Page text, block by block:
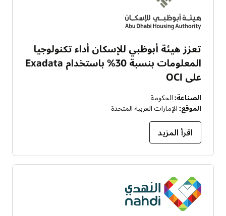
تعزز هيئة أبوظبي للإسكان أداء تكنولوجيا
المعلومات بنسبة 30% باستخدام Exadata
على OCI
الصناعة: الحكومة
الموقع: الإمارات العربية المتحدة
اقرأ المزيد